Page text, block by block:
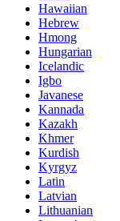
Hawaiian
Hebrew
Hmong
Hungarian
Icelandic
Igbo
Javanese
Kannada
Kazakh
Khmer
Kurdish
Kyrgyz
Latin
Latvian
Lithuanian